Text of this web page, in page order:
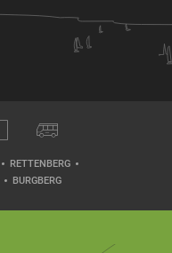
RETTENBERG
BURGBERG